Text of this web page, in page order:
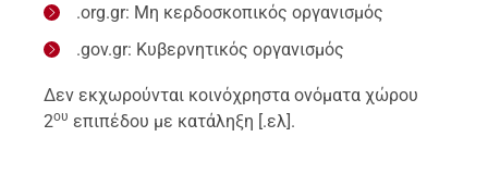
.org.gr: Μη κερδοσκοπικός οργανισμός
.gov.gr: Κυβερνητικός οργανισμός
Δεν εκχωρούνται κοινόχρηστα ονόματα χώρου
2ου επιπέδου με κατάληξη [.ελ].